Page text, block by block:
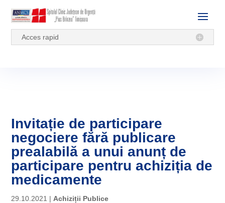
Acces rapid
Invitație de participare
negociere fără publicare
prealabilă a unui anunț de
participare pentru achiziția de
medicamente
29.10.2021 | Achiziții Publice